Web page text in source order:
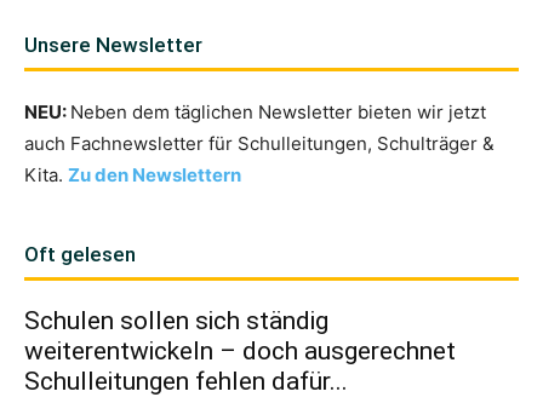
Unsere Newsletter
NEU: Neben dem täglichen Newsletter bieten wir jetzt
auch Fachnewsletter für Schulleitungen, Schulträger &
Kita. Zu den Newslettern
Oft gelesen
Schulen sollen sich ständig
weiterentwickeln – doch ausgerechnet
Schulleitungen fehlen dafür...